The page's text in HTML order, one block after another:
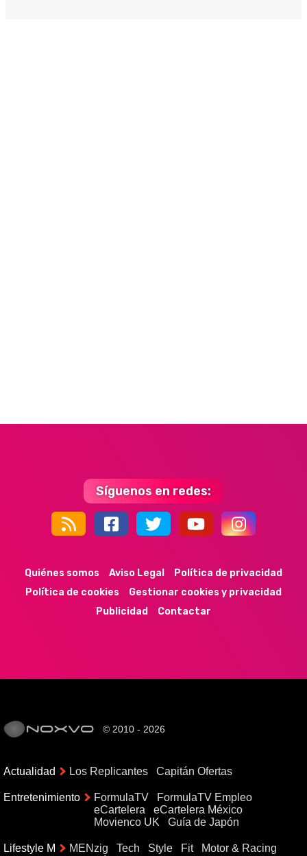
Síguenos en redes:
44k 9k 35k 352
Quiénes somos Aviso Legal
Política de privacidad
Política de cookies
Gestionar cookies y privacidad
Publicidad
Contactar
© 2010 - 2026
Actualidad Los Replicantes Capitán Ofertas
Entretenimiento FormulaTV
FormulaTV Empleo
eCartelera
eCartelera México
Movienco UK
Guía de Japón
Lifestyle M MENzig Tech Style Fit
Motor & Racing